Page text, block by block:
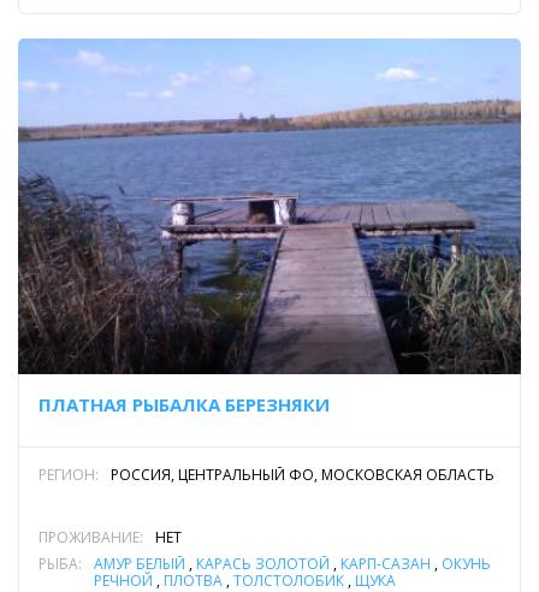
ПЛАТНАЯ РЫБАЛКА БЕРЕЗНЯКИ
РЕГИОН: РОССИЯ, ЦЕНТРАЛЬНЫЙ ФО, МОСКОВСКАЯ ОБЛАСТЬ
ПРОЖИВАНИЕ:
НЕТ
РЫБА:
АМУР БЕЛЫЙ , КАРАСЬ ЗОЛОТОЙ , КАРП-САЗАН , ОКУНЬ
РЕЧНОЙ , ПЛОТВА ,ТОЛСТОЛОБИК , ЩУКА